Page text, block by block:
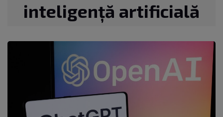
inteligență artificială